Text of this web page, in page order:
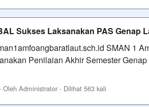
Sukses Laksanakan PAS Genap
SMAN 1
Penilaian Akhir Semester
Oleh Administrator - Dilihat 563 kali